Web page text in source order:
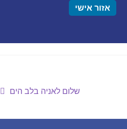
אזור אישי
שלום לאניה בלב הים